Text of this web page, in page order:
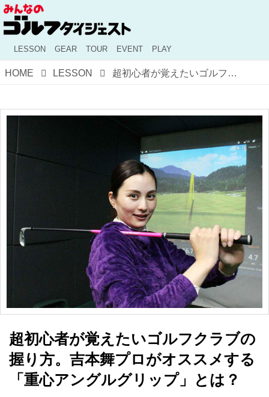
LESSON GEAR TOUR EVENT PLAY
HOME LESSON 超初心者が覚えたいゴルフクラブの握り方。吉本舞プロがオススメする「重心アングルグリップ」とは？
超初心者が覚えたいゴルフクラブの
握り方。吉本舞プロがオススメする
「重心アングルグリップ」とは？